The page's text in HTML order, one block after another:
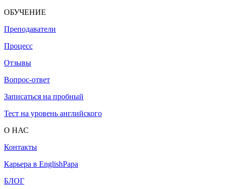
ОБУЧЕНИЕ
Преподаватели
Процесс
Отзывы
Вопрос-ответ
Записаться на пробный
Тест на уровень английского
О НАС
Контакты
Карьера в EnglishPapa
БЛОГ